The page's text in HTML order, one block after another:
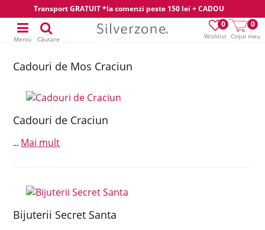
Transport GRATUIT *la comenzi peste 150 lei + CADOU
Wishlist
0
Coșul meu
0
Meniu Căutare
Cadouri de Mos Craciun
Cadouri de Craciun
... Mai mult
Bijuterii Secret Santa